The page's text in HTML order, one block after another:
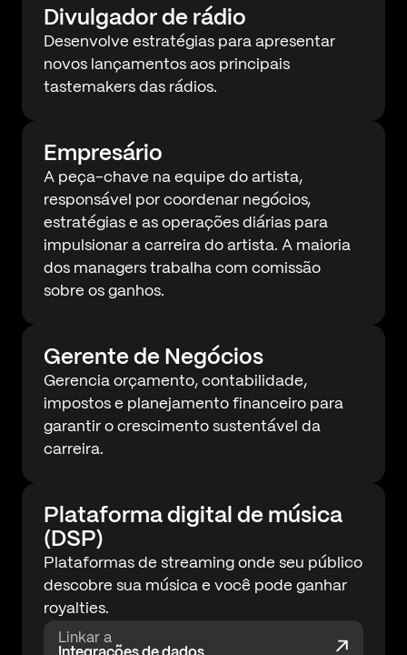
Divulgador de rádio
Desenvolve estratégias para apresentar
novos lançamentos aos principais
tastemakers das rádios.
Empresário
A peça-chave na equipe do artista,
responsável por coordenar negócios,
estratégias e as operações diárias para
impulsionar a carreira do artista. A maioria
dos managers trabalha com comissão
sobre os ganhos.
Gerente de Negócios
Gerencia orçamento, contabilidade,
impostos e planejamento financeiro para
garantir o crescimento sustentável da
carreira.
Plataforma digital de música
(DSP)
Plataformas de streaming onde seu público
descobre sua música e você pode ganhar
royalties.
Linkar a